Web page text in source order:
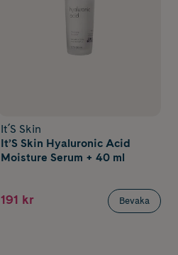
It´S Skin
It’S Skin Hyaluronic Acid
Moisture Serum + 40 ml
191 kr Bevaka